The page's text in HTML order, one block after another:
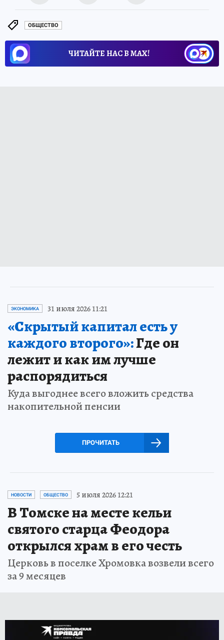
ОБЩЕСТВО
ЧИТАЙТЕ НАС В МАХ!
ЭКОНОМИКА 31 июля 2026 11:21
«Скрытый капитал есть у
каждого второго»:Где он
лежит и как им лучше
распорядиться
Куда выгоднее всего вложить средства
накопительной пенсии
ПРОЧИТАТЬ
НОВОСТИ ОБЩЕСТВО 5 июля 2026 12:21
В Томске на месте кельи
святого старца Феодора
открылся храм в его честь
Церковь в поселке Хромовка возвели всего
за 9 месяцев